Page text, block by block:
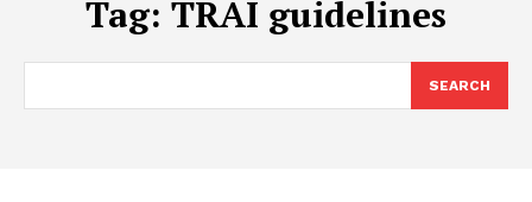
Tag: TRAI guidelines
SEARCH